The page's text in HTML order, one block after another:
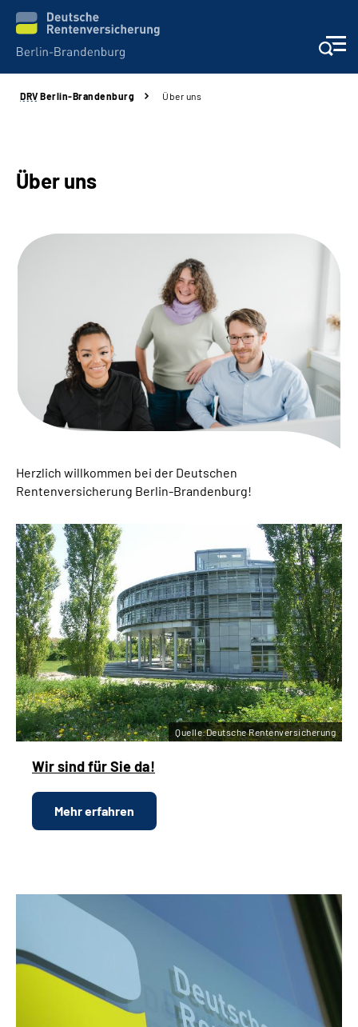
Aktuelles
Presse
Online-Services
Inhalte in Gebärdensprache (DGS)
Leichte Sprache
DRV Berlin-Brandenburg Über uns
Über uns
Herzlich willkommen bei der Deutschen
Rentenversicherung Berlin-Brandenburg!
Wir sind für Sie da!
Mehr erfahren
Quelle:Deutsche Rentenversicherung